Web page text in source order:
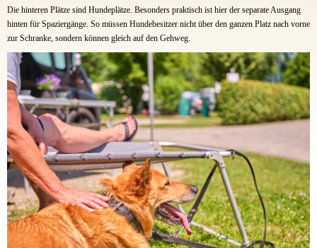
Die hinteren Plätze sind Hundeplätze. Besonders praktisch ist hier der separate Ausgang
hinten für Spaziergänge. So müssen Hundebesitzer nicht über den ganzen Platz nach vorne
zur Schranke, sondern können gleich auf den Gehweg.